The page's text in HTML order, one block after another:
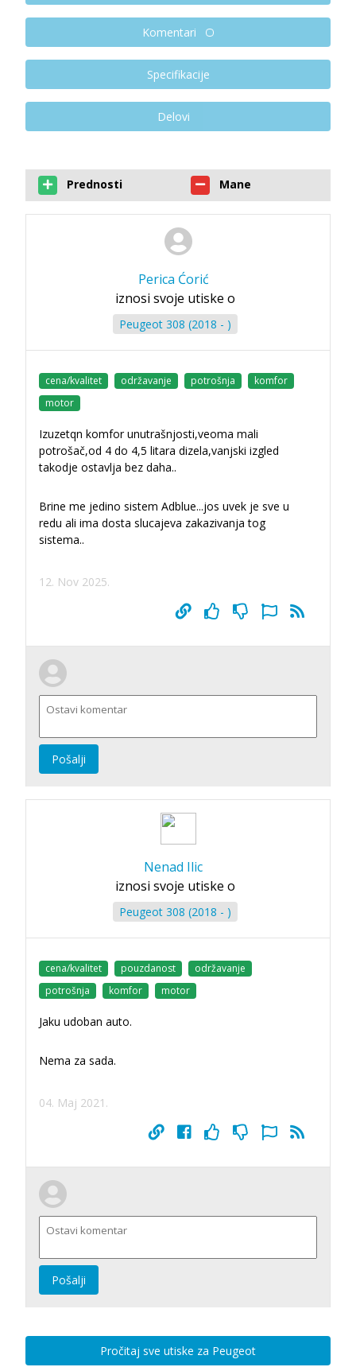
Komentari
Specifikacije
Delovi
Prednosti Mane
Perica Ćorić
iznosi svoje utiske o
Peugeot 308 (2018 - )
cena/kvalitet održavanje potrošnja
komfor
motor
Izuzetqn komfor unutrašnjosti,veoma mali
potrošač,od 4 do 4,5 litara dizela,vanjski izgled
takodje ostavlja bez daha..
Brine me jedino sistem Adblue...jos uvek je sve u
redu ali ima dosta slucajeva zakazivanja tog
sistema..
12. Nov 2025.
Pošalji
Nenad Ilic
iznosi svoje utiske o
Peugeot 308 (2018 - )
cena/kvalitet pouzdanost
održavanje
potrošnja
komfor motor
Jaku udoban auto.
Nema za sada.
04. Maj 2021.
Pošalji
Pročitaj sve utiske za Peugeot